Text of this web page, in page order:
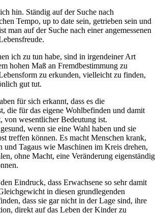
hin. Ständig auf der Suche nach
Tempo, up to date sein, getrieben sein und
man auf der Suche nach einer angemessenen
ich zu tun habe, sind in irgendeiner Art
hohen Maß an Fremdbestimmung zu
zu erkunden, vielleicht zu finden,
gut tut.
für sich erkannt, dass es die
die für das eigene Wohlbefinden und damit
von wesentlicher Bedeutung ist.
wenn sie eine Wahl haben und sie
treffen können. Es macht Menschen krank,
und Tagaus wie Maschinen im Kreis drehen,
ohne Macht, eine Veränderung eigenständig
Eindruck, dass Erwachsene so sehr damit
in diesen grundlegenden
dass sie gar nicht in der Lage sind, ihre
direkt auf das Leben der Kinder zu